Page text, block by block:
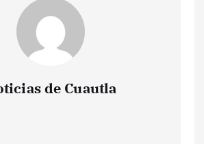
de Cuautla